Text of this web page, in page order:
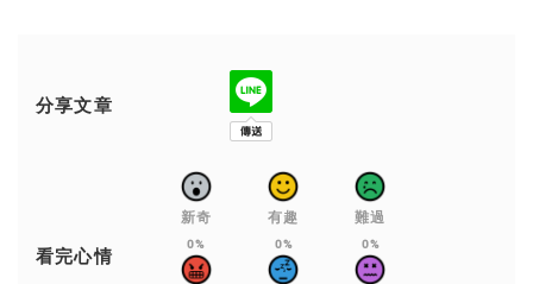
分享文章
看完心情
新奇
0%
有趣
0%
難過
0%